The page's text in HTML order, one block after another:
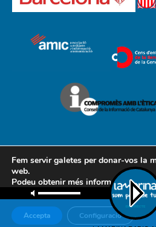
Contacte Avís legal
Política de
© Associació de Mitjans de
Fem servir galetes per donar-vos la
web.
Podeu obtenir més informació
o desactivar-les a la
configuració.
Accepta Configuració